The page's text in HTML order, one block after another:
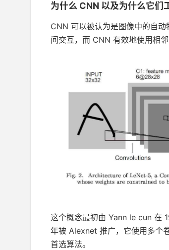
为什么 CNN 以及为什么它们
CNN 可以被认为是图像中的自
间交互，而 CNN 有效地使用相
这个概念最初由 Yann le cun 在
年被 Alexnet 推广，它使用多个
首选算法。